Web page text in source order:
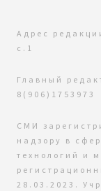
Адрес
с.1
Главный
8(906)1753973
СМИ
надзору в
технологий и
28.03.2023.